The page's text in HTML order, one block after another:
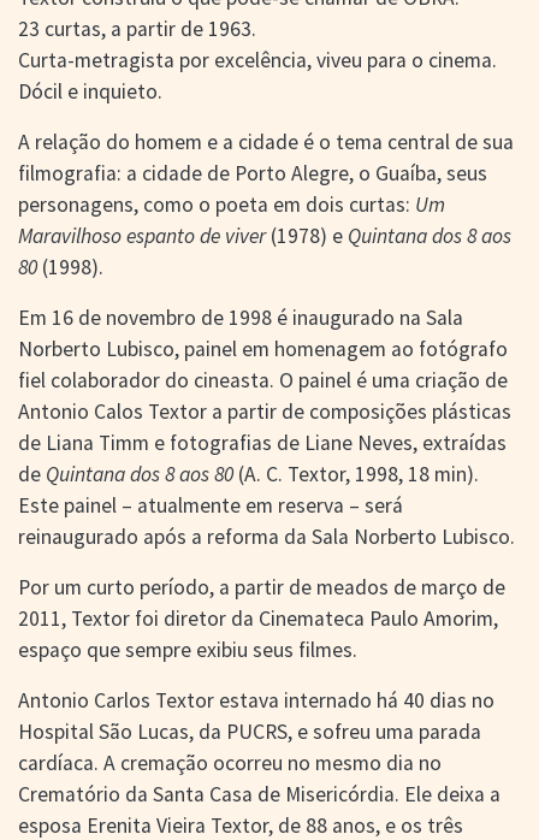
CINEMA GAÚCHO
> APRESENTAÇÃO
> BUSCA AVANÇADA
> FILMOGRAFIAS DE
CINEASTAS
> DISCOGRAFIAS
> BIBLIOGRAFIAS
CONTATO E
LOCALIZAÇÃO
23 curtas, a partir de 1963.
Curta-metragista por excelência, viveu para o cinema.
Dócil e inquieto.
A relação do homem e a cidade é o tema central de sua
filmografia: a cidade de Porto Alegre, o Guaíba, seus
personagens, como o poeta em dois curtas: Um
Maravilhoso espanto de viver(1978) e Quintana dos 8 aos
80 (1998).
Em 16 de novembro de 1998 é inaugurado na Sala
Norberto Lubisco, painel em homenagem ao fotógrafo
fiel colaborador do cineasta. O painel é uma criação de
Antonio Calos Textor a partir de composições plásticas
de Liana Timm e fotografias de Liane Neves, extraídas
de Quintana dos 8 aos 80 (A. C. Textor, 1998, 18 min).
Este painel – atualmente em reserva – será
reinaugurado após a reforma da Sala Norberto Lubisco.
Por um curto período, a partir de meados de março de
2011, Textor foi diretor da Cinemateca Paulo Amorim,
espaço que sempre exibiu seus filmes.
Antonio Carlos Textor estava internado há 40 dias no
Hospital São Lucas, da PUCRS, e sofreu uma parada
cardíaca. A cremação ocorreu no mesmo dia no
Crematório da Santa Casa de Misericórdia. Ele deixa a
esposa Erenita Vieira Textor, de 88 anos, e os três